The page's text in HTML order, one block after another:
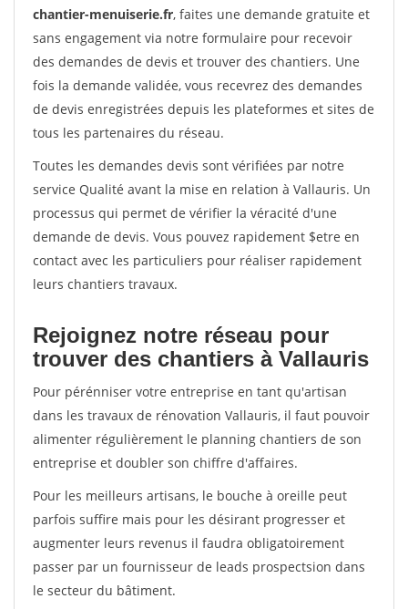
chantier-menuiserie.fr, faites une demande gratuite et
sans engagement via notre formulaire pour recevoir
des demandes de devis et trouver des chantiers. Une
fois la demande validée, vous recevrez des demandes
de devis enregistrées depuis les plateformes et sites de
tous les partenaires du réseau.
Toutes les demandes devis sont vérifiées par notre
service Qualité avant la mise en relation à Vallauris. Un
processus qui permet de vérifier la véracité d'une
demande de devis. Vous pouvez rapidement $etre en
contact avec les particuliers pour réaliser rapidement
leurs chantiers travaux.
Rejoignez notre réseau pour
trouver des chantiers à Vallauris
Pour pérénniser votre entreprise en tant qu'artisan
dans les travaux de rénovation Vallauris, il faut pouvoir
alimenter régulièrement le planning chantiers de son
entreprise et doubler son chiffre d'affaires.
Pour les meilleurs artisans, le bouche à oreille peut
parfois suffire mais pour les désirant progresser et
augmenter leurs revenus il faudra obligatoirement
passer par un fournisseur de leads prospectsion dans
le secteur du bâtiment.